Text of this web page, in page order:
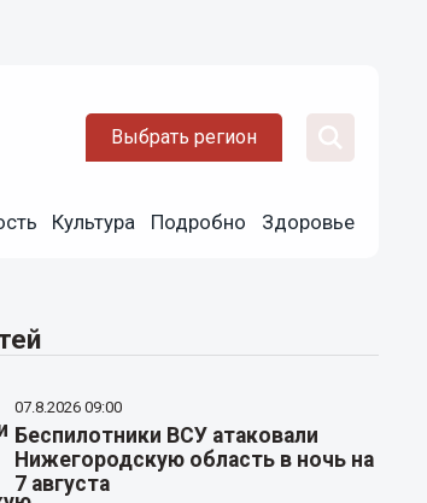
Выбрать регион
Культура Подробно Здоровье
07.8.2026 09:00
Беспилотники ВСУ атаковали
Нижегородскую область в ночь на
7 августа